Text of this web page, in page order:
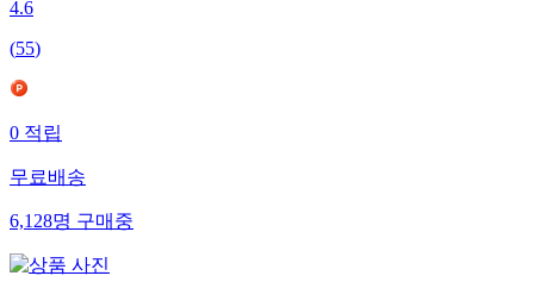
4.6
(55)
0적립
무료배송
6,128명구매중